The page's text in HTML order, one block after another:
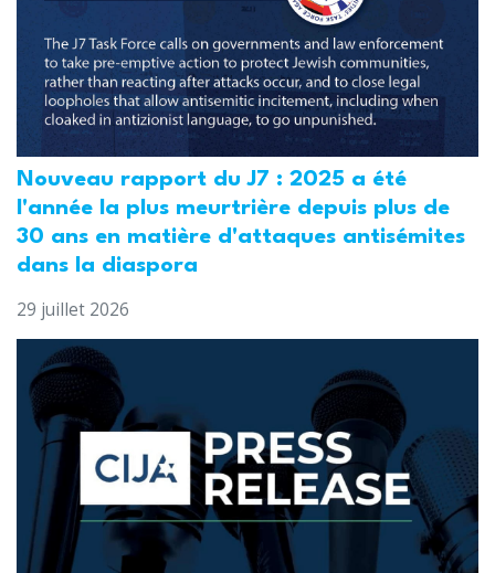
Nouveau rapport du J7 : 2025 a été
l'année la plus meurtrière depuis plus de
30 ans en matière d'attaques antisémites
dans la diaspora
29 juillet 2026